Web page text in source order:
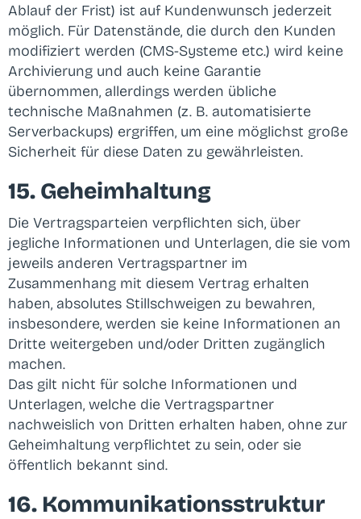
Ablauf der Frist) ist auf Kundenwunsch jederzeit
möglich. Für Datenstände, die durch den Kunden
modifiziert werden (CMS-Systeme etc.) wird keine
Archivierung und auch keine Garantie
übernommen, allerdings werden übliche
technische Maßnahmen (z. B. automatisierte
Serverbackups) ergriffen, um eine möglichst große
Sicherheit für diese Daten zu gewährleisten.
15. Geheimhaltung
Die Vertragsparteien verpflichten sich, über
jegliche Informationen und Unterlagen, die sie vom
jeweils anderen Vertragspartner im
Zusammenhang mit diesem Vertrag erhalten
haben, absolutes Stillschweigen zu bewahren,
insbesondere, werden sie keine Informationen an
Dritte weitergeben und/oder Dritten zugänglich
machen.
Das gilt nicht für solche Informationen und
Unterlagen, welche die Vertragspartner
nachweislich von Dritten erhalten haben, ohne zur
Geheimhaltung verpflichtet zu sein, oder sie
öffentlich bekannt sind.
16. Kommunikationsstruktur